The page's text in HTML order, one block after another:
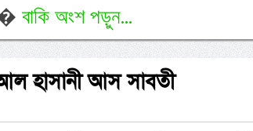
� বাকি অংশ পড়ুন...
হাসানী আস সাবতী